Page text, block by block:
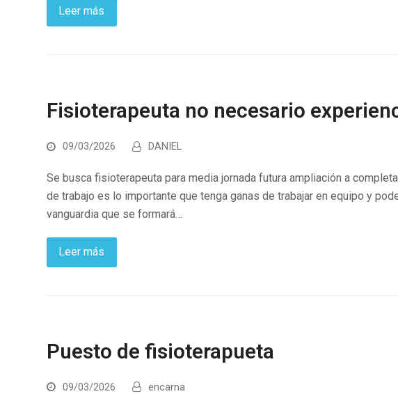
Leer más
Fisioterapeuta no necesario
09/03/2026 DANIEL
Se busca fisioterapeuta para media jornada futura ampliación a
de trabajo es lo importante que tenga ganas de trabajar en equipo y
vanguardia que se formará…
Leer más
Puesto de fisioterapueta
09/03/2026 encarna